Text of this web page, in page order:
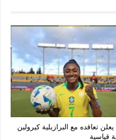
تعاقده مع البرازيلية كيرولين
قياسية